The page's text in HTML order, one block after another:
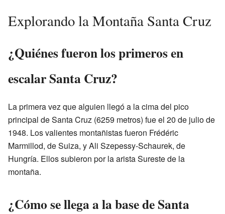
Explorando la Montaña Santa Cruz
¿Quiénes fueron los primeros en
escalar Santa Cruz?
La primera vez que alguien llegó a la cima del pico
principal de Santa Cruz (6259 metros) fue el 20 de julio de
1948. Los valientes montañistas fueron Frédéric
Marmillod, de Suiza, y Ali Szepessy-Schaurek, de
Hungría. Ellos subieron por la arista Sureste de la
montaña.
¿Cómo se llega a la base de Santa